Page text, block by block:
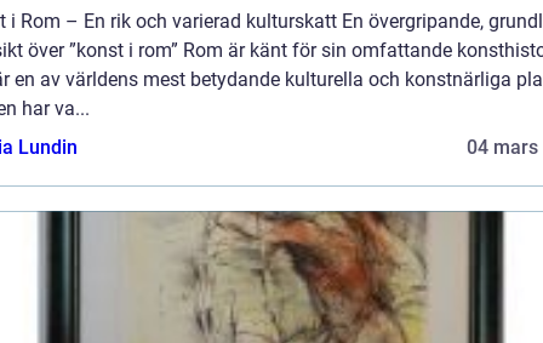
i Rom – En rik och varierad kulturskatt En övergripande,
över ”konst i rom” Rom är känt för sin omfattande
en av världens mest betydande kulturella och konstnärliga
har va...
Lundin
04 mars